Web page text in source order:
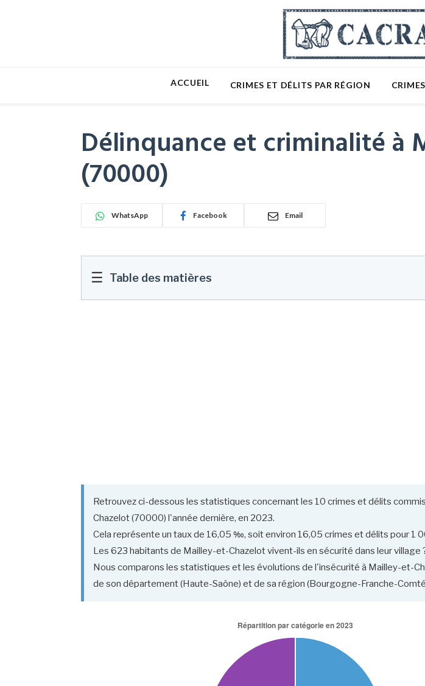
ACCUEIL CRIMES ET DÉLITS PAR RÉGION
Délinquance et criminalité à
(70000)
WhatsApp Facebook Email
☰ Table des matières
Retrouvez ci-dessous les statistiques concernant les 10 crimes et délits
Chazelot (70000) l'année dernière, en 2023.
Cela représente un taux de 16,05 ‰, soit environ 16,05 crimes et délits pour 1
Les 623 habitants de Mailley-et-Chazelot vivent-ils en sécurité dans leur village
Nous comparons les statistiques et les évolutions de l'insécurité à Mailley-et-
de son département (Haute-Saône) et de sa région (Bourgogne-Franche-